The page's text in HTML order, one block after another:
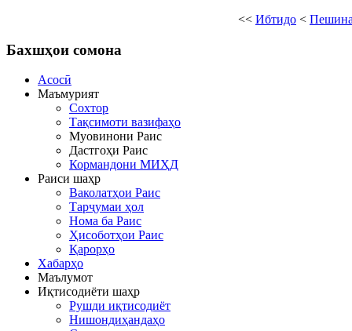
<< Ибтидо <
Бахшҳои сомона
Асосӣ
Маъмурият
Сохтор
Тақсимоти вазифаҳо
Муовинони Раис
Дастгоҳи Раис
Кормандони МИҲД
Раиси шаҳр
Ваколатҳои Раис
Тарҷумаи ҳол
Нома ба Раис
Ҳисоботҳои Раис
Қарорҳо
Хабарҳо
Маълумот
Иқтисодиёти шаҳр
Рушди иқтисодиёт
Нишондиҳандаҳо